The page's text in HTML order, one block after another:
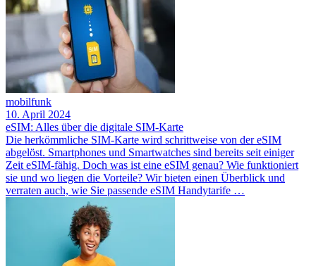
mobilfunk
10. April 2024
eSIM: Alles über die digitale SIM-Karte
Die herkömmliche SIM-Karte wird schrittweise von der eSIM
abgelöst. Smartphones und Smartwatches sind bereits seit einiger
Zeit eSIM-fähig. Doch was ist eine eSIM genau? Wie funktioniert
sie und wo liegen die Vorteile? Wir bieten einen Überblick und
verraten auch, wie Sie passende eSIM Handytarife …